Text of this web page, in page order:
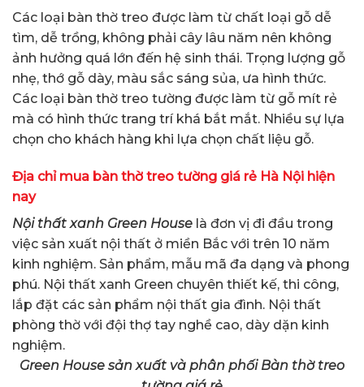
Các loại bàn thờ treo được làm từ chất loại gỗ dễ
tìm, dễ trồng, không phải cây lâu năm nên không
ảnh hưởng quá lớn đến hệ sinh thái. Trọng lượng gỗ
nhẹ, thớ gỗ dày, màu sắc sáng sủa, ưa hình thức.
Các loại bàn thờ treo tường được làm từ gỗ mít rẻ
mà có hình thức trang trí khá bắt mắt. Nhiều sự lựa
chọn cho khách hàng khi lựa chọn chất liệu gỗ.
Địa chỉ mua bàn thờ treo tường giá rẻ Hà Nội hiện
nay
Nội thất xanh Green House là đơn vị đi đầu trong
việc sản xuất nội thất ở miền Bắc với trên 10 năm
kinh nghiệm. Sản phẩm, mẫu mã đa dạng và phong
phú. Nội thất xanh Green chuyên thiết kế, thi công,
lắp đặt các sản phẩm nội thất gia đình. Nội thất
phòng thờ với đội thợ tay nghề cao, dày dặn kinh
nghiệm.
Green House sản xuất và phân phối Bàn thờ treo